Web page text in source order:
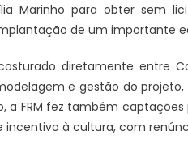
Marinho para obter sem
de um importante
diretamente entre
e gestão do
a FRM fez também
incentivo à cultura, com